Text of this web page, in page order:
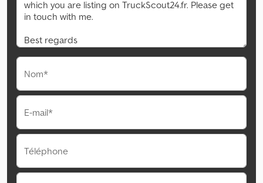
Nom*
E-mail*
Téléphone